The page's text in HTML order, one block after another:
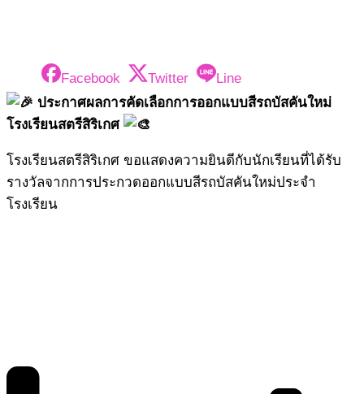
Facebook Twitter
Line
ประกาศผลการคัดเลือกการออกแบบสีรถบัสคันใหม่
โรงเรียนสตรีสิริเกศ
โรงเรียนสตรีสิริเกศ ขอแสดงความยินดีกับนักเรียนที่ได้รับ
รางวัลจากการประกวดออกแบบสีรถบัสคันใหม่ประจำ
โรงเรียน